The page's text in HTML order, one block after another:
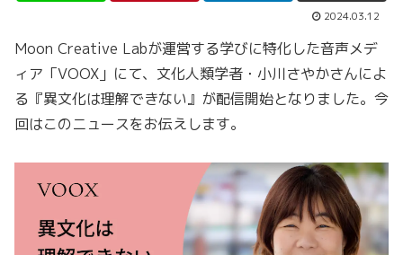
2024.03.12
Moon Creative Labが運営する学びに特化した音声メデ
ィア「VOOX」にて、文化人類学者・小川さやかさんによ
る『異文化は理解できない』が配信開始となりました。今
回はこのニュースをお伝えします。